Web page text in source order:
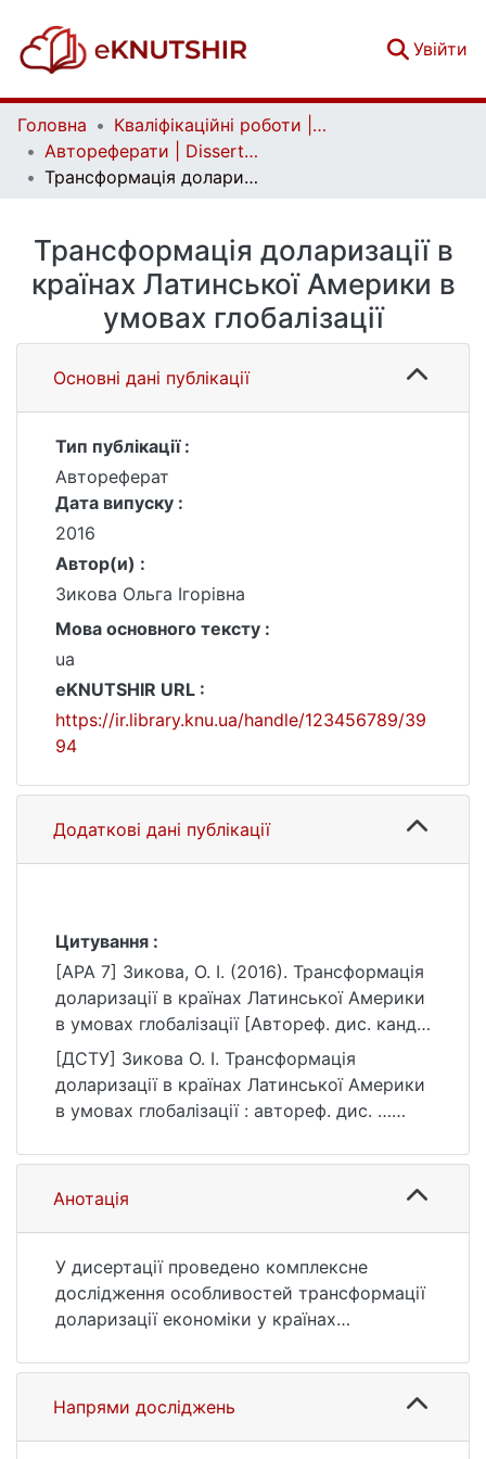
Увійти
Головна
Кваліфікаційні роботи | Qualifying works
Автореферати | Dissertation abstract
Трансформація доларизації в країнах Латинської Америки в умовах глобалізації
Трансформація доларизації в
країнах Латинської Америки в
умовах глобалізації
Основні дані публікації
Тип публікації :
Автореферат
Дата випуску :
2016
Автор(и) :
Зикова Ольга Ігорівна
Мова основного тексту :
ua
eKNUTSHIR URL :
https://ir.library.knu.ua/handle/123456789/39
94
Додаткові дані публікації
Цитування :
[APA 7] Зикова, О. І. (2016). Трансформація
доларизації в країнах Латинської Америки
в умовах глобалізації [Автореф. дис. канд.
екон. наук, Київський національний
університет імені Тараса Шевченка].
eKNUTSHIR.
https://ir.library.knu.ua/handle/123456789/39
94
[ДСТУ] Зикова О. І. Трансформація
доларизації в країнах Латинської Америки
в умовах глобалізації : автореф. дис. …
відносини. Київ, 2016. 23 с. URL:
https://ir.library.knu.ua/handle/123456789/39
94 (дата звернення: 25.07.2026).
Анотація
У дисертації проведено комплексне
дослідження особливостей трансформації
доларизації економіки у країнах
Проаналізовано еволюцію концептуальних
підходів до трактування доларизації,
розглянуто основні теоретичні наукові
Напрями досліджень